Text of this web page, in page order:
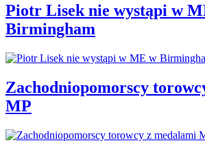
Piotr Lisek nie wystąpi w
Birmingham
Zachodniopomorscy
MP